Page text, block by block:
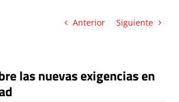
Anterior Siguiente
las nuevas exigencias en